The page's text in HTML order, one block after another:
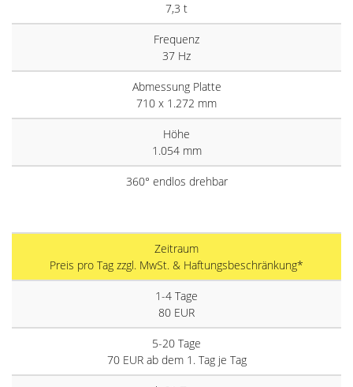
7,3 t
Frequenz
37 Hz
Abmessung Platte
710 x 1.272 mm
Höhe
1.054 mm
360° endlos drehbar
Zeitraum
Preis pro Tag zzgl. MwSt. & Haftungsbeschränkung*
1-4 Tage
80 EUR
5-20 Tage
70 EUR ab dem 1. Tag je Tag